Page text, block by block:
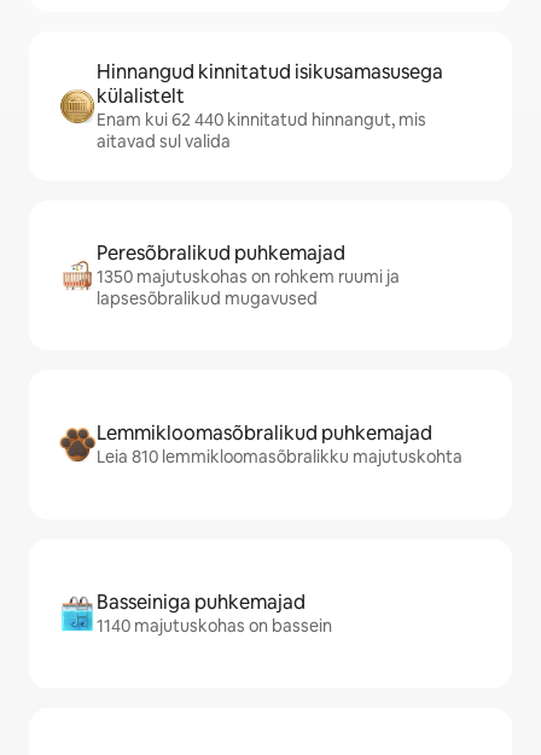
Hinnangud kinnitatud isikusamasusega
külalistelt
Enam kui 62 440 kinnitatud hinnangut, mis
aitavad sul valida
Peresõbralikud puhkemajad
1350 majutuskohas on rohkem ruumi ja
lapsesõbralikud mugavused
Lemmikloomasõbralikud puhkemajad
Leia 810 lemmikloomasõbralikku majutuskohta
Basseiniga puhkemajad
1140 majutuskohas on bassein